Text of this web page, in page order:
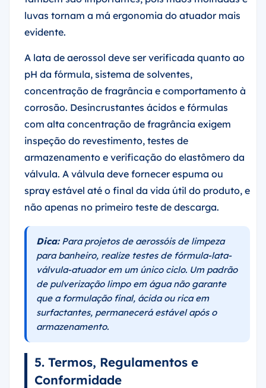
luvas tornam a má ergonomia do atuador mais
evidente.
A lata de aerossol deve ser verificada quanto ao
pH da fórmula, sistema de solventes,
concentração de fragrância e comportamento à
corrosão. Desincrustantes ácidos e fórmulas
com alta concentração de fragrância exigem
inspeção do revestimento, testes de
armazenamento e verificação do elastômero da
válvula. A válvula deve fornecer espuma ou
spray estável até o final da vida útil do produto, e
não apenas no primeiro teste de descarga.
Dica:Para projetos de aerossóis de limpeza
para banheiro, realize testes de fórmula-lata-
válvula-atuador em um único ciclo. Um padrão
de pulverização limpo em água não garante
que a formulação final, ácida ou rica em
surfactantes, permanecerá estável após o
armazenamento.
5. Termos, Regulamentos e
Conformidade